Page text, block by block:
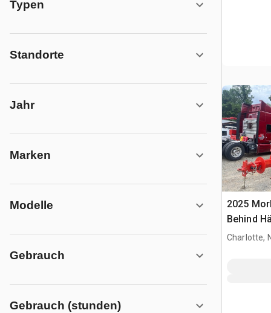
Typen
Standorte
Jahr
Marken
Modelle
Gebrauch
Gebrauch (stunden)
2025
Behind
Charlotte,